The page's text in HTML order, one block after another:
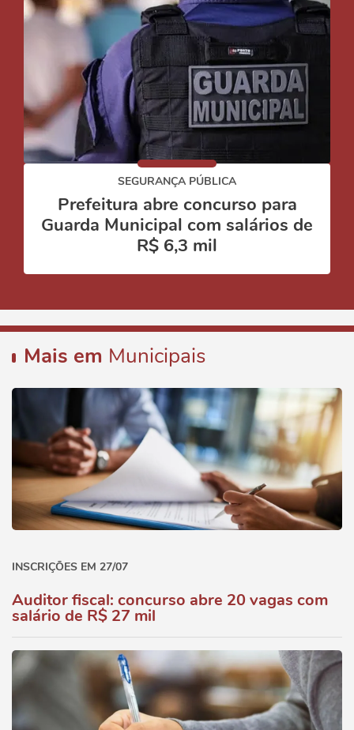
SEGURANÇA PÚBLICA
Prefeitura abre concurso para
Guarda Municipal com salários de
R$ 6,3 mil
Mais em Municipais
INSCRIÇÕES EM 27/07
Auditor fiscal: concurso abre 20 vagas com
salário de R$ 27 mil